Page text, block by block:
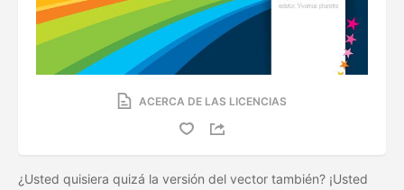
ACERCA DE LAS LICENCIAS
¿Usted quisiera quizá la versión del vector también? ¡Usted